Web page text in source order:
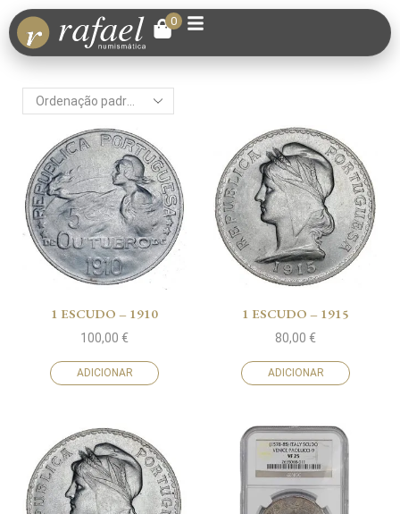
0
1 ESCUDO – 1910
100,00 €
ADICIONAR
1 ESCUDO – 1915
80,00 €
ADICIONAR